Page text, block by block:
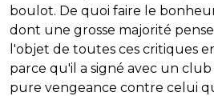
boulot. De quoi faire le
dont une grosse majorité
l'objet de toutes ces critiques
parce qu'il a signé avec un
pure vengeance contre celui